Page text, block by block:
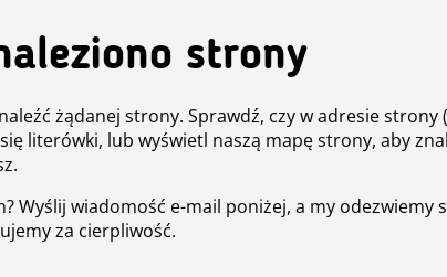
strony
żądanej strony. Sprawdź, czy w adresie strony
literówki, lub wyświetl naszą mapę strony, aby
Wyślij wiadomość e-mail poniżej, a my odezwiemy
za cierpliwość.